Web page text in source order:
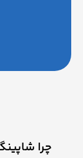
شاپینگ سرور